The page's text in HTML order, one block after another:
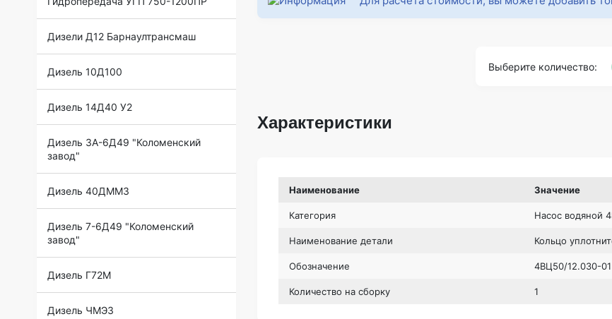
Дизели Д12 Барнаултрансмаш
Дизель 10Д100
Дизель 14Д40 У2
Дизель 3А-6Д49 "Коломенский
завод"
Дизель 40ДММЗ
Дизель 7-6Д49 "Коломенский
завод"
Дизель Г72М
Дизель ЧМЭ3
Выберите количество:
Характеристики
Наименование Значение
Категория Насос водяной
Наименование детали Кольцо
Обозначение 4ВЦ50/12.030-01
Количество на сборку 1